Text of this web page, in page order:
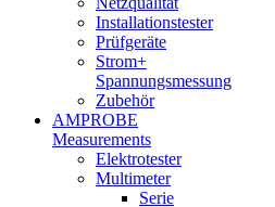
Installationstester
Prüfgeräte
Strom+
Spannungsmessung
Zubehör
AMPROBE
Measurements
Elektrotester
Multimeter
Serie